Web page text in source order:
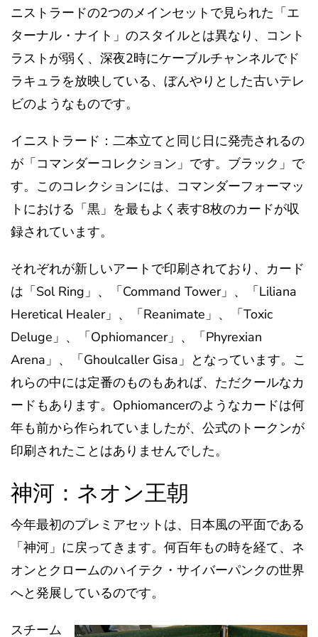
ニストラードの2つのメインセットで見られた「エ
ターナル・ナイト」のスタイルとは異なり、コント
ラストが弱く、深夜2時にケーブルチャンネルでド
ラキュラを放映している、ぼんやりとした古いテレ
ビのようなものです。
イニストラード：二本立てと同じ日に発売されるの
が「コマンダーコレクション」です。ブラック」で
す。このコレクションには、コマンダーフォーマッ
トにおける「黒」を最もよく表す8枚のカードが収
録されています。
それぞれが新しいアートで印刷されており、カード
は「Sol Ring」、「Command Tower」、「Liliana
Heretical Healer」、「Reanimate」、「Toxic
Deluge」、「Ophiomancer」、「Phyrexian
Arena」、「Ghoulcaller Gisa」となっています。こ
れらの中には定番のものもあれば、ただクールなカ
ードもあります。Ophiomancerのようなカードは何
年も前から作られていましたが、公式のトークンが
印刷されたことはありませんでした。
神河：ネオン王朝
今年最初のプレミアセットは、日本風の平面である
「神河」に戻ってきます。何百年もの時を経て、ネ
オンとクロームのハイテク・サイバーパンクの世界
へと発展しているのです。
スチーム